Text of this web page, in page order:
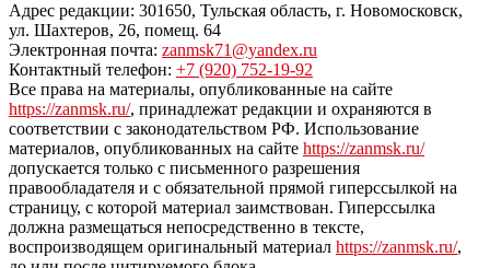
Адрес редакции: 301650, Тульская область, г. Новомосковск,
ул. Шахтеров, 26, помещ. 64
Электронная почта: zanmsk71@yandex.ru
Контактный телефон: +7 (920) 752-19-92
Все права на материалы, опубликованные на сайте
https://zanmsk.ru/, принадлежат редакции и охраняются в
соответствии с законодательством РФ. Использование
материалов, опубликованных на сайте https://zanmsk.ru/
допускается только с письменного разрешения
правообладателя и с обязательной прямой гиперссылкой на
страницу, с которой материал заимствован. Гиперссылка
должна размещаться непосредственно в тексте,
воспроизводящем оригинальный материал https://zanmsk.ru/,